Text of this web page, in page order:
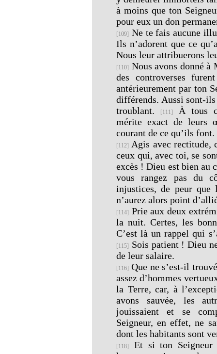
à moins que ton
pour eux un don
[109] Ne te fais aucune
Ils n’adorent que ce
Nous leur attribuerons
[110] Nous avons donné à
des controverses
antérieurement par ton
différends. Aussi sont-
troublant.
[111]
À tous
mérite exact de leurs
courant de ce qu’ils font.
[112] Agis avec rectitude,
ceux qui, avec toi, se
excès ! Dieu est bien au
vous rangez pas du
injustices, de peur
n’aurez alors point
[114] Prie aux deux
la nuit. Certes, les
C’est là un rappel qui
[115] Sois patient ! Dieu
de leur salaire.
[116] Que ne s’est-il
assez d’hommes
la Terre, car, à
avons sauvée, les
jouissaient et se
Seigneur, en effet, ne
dont les habitants sont
[118]
Et si ton